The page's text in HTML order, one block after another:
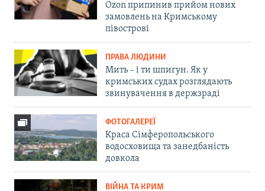
Ozon припинив прийом нових
замовлень на Кримському
півострові
ПРАВА ЛЮДИНИ
Мить – і ти шпигун. Як у
кримських судах розглядають
звинувачення в держзраді
ФОТОГАЛЕРЕЇ
Краса Сімферопольського
водосховища та занедбаність
довкола
ВІЙНА ТА КРИМ